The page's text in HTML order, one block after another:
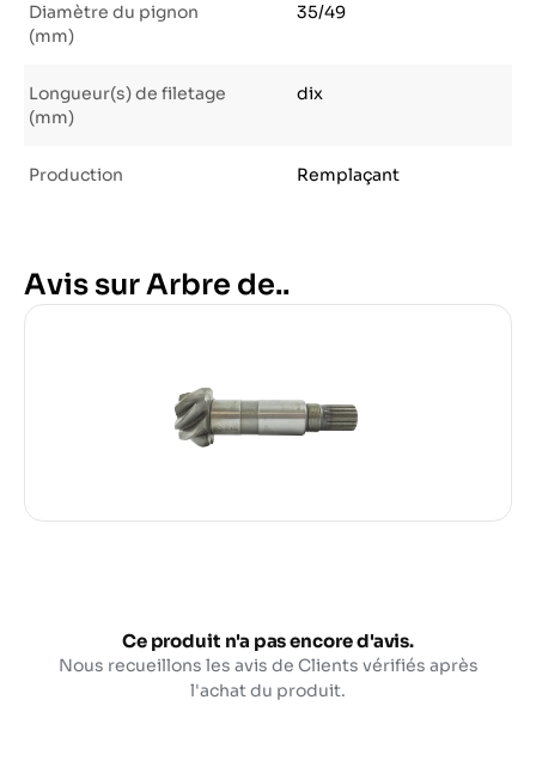
Diamètre du pignon
(mm)
35/49
Longueur(s) de filetage
(mm)
dix
Production Remplaçant
Avis sur Arbre de..
Ce produit n'a pas encore d'avis.
Nous recueillons les avis de Clients vérifiés après
l'achat du produit.